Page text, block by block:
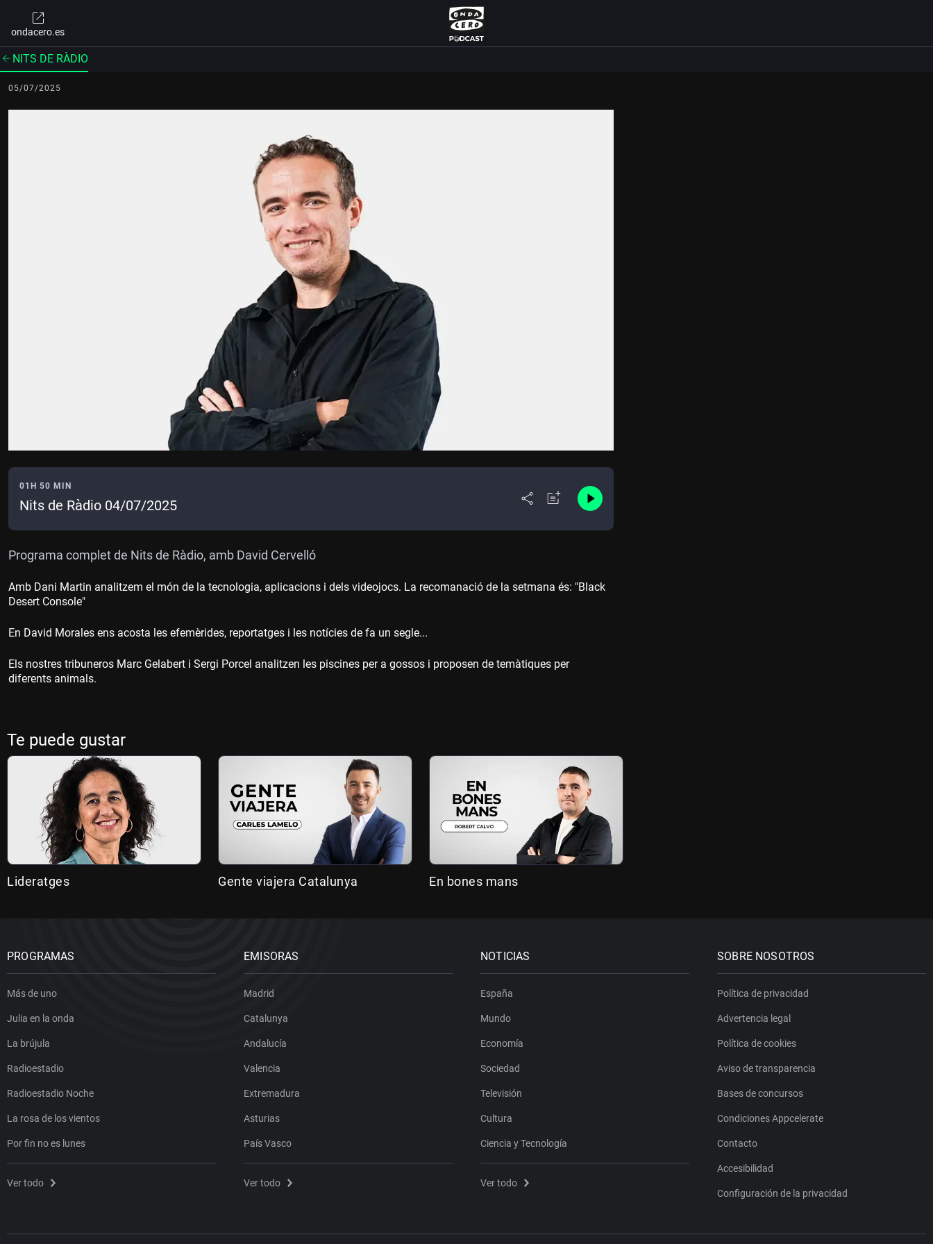
ondacero.es
NITS DE RÀDIO
05/07/2025
01H 50 MIN
Nits de Ràdio 04/07/2025
Programa complet de Nits de Ràdio, amb David Cervelló
Amb Dani Martin analitzem el món de la tecnologia, aplicacions i dels videojocs. La recomanació de la setmana és: "Black
Desert Console"
En David Morales ens acosta les efemèrides, reportatges i les notícies de fa un segle...
Els nostres tribuneros Marc Gelabert i Sergi Porcel analitzen les piscines per a gossos i proposen de temàtiques per
diferents animals.
Te puede gustar
Lideratges Gente viajera Catalunya En bones mans
PROGRAMAS
Más de uno
Julia en la onda
La brújula
Radioestadio
Radioestadio Noche
La rosa de los vientos
Por fin no es lunes
Ver todo
EMISORAS
Madrid
Catalunya
Andalucía
Valencia
Extremadura
Asturias
País Vasco
Ver todo
NOTICIAS
España
Mundo
Economía
Sociedad
Televisión
Cultura
Ciencia y Tecnología
Ver todo
SOBRE NOSOTROS
Política de privacidad
Advertencia legal
Política de cookies
Aviso de transparencia
Bases de concursos
Condiciones Appcelerate
Contacto
Accesibilidad
Configuración de la privacidad